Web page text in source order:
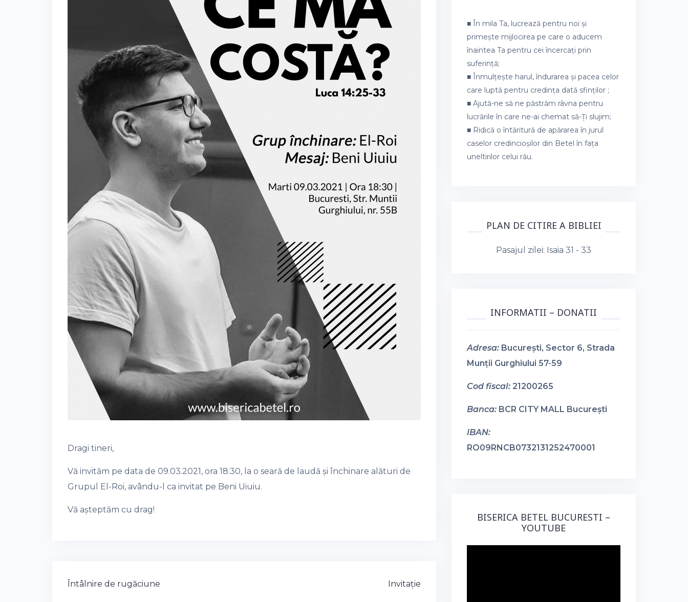
Dragi tineri,
Vă invităm pe data de 09.03.2021, ora 18:30, la o seară de laudă și închinare alături de
Grupul El-Roi, avându-l ca invitat pe Beni Uiuiu.
Vă așteptăm cu drag!
Post
Întâlnire de rugăciune Invitație
■ În mila Ta, lucrează pentru noi și
primește mijlocirea pe care o aducem
înaintea Ta pentru cei încercați prin
suferință;
■ Înmulțește harul, îndurarea și pacea celor
care luptă pentru credința dată sfinților ;
■ Ajută-ne să ne păstrăm râvna pentru
lucrările în care ne-ai chemat să-Ți slujim;
■ Ridică o întăritură de apărarea în jurul
caselor credincioșilor din Betel în fața
uneltirilor celui rău.
PLAN DE CITIRE A BIBLIEI
Pasajul zilei: Isaia 31 - 33
INFORMATII – DONATII
Adresa: București, Sector 6, Strada
Munții Gurghiului 57-59
Cod fiscal: 21200265
Banca: BCR CITY MALL București
IBAN:
RO09RNCB0732131252470001
BISERICA BETEL BUCURESTI –
YOUTUBE